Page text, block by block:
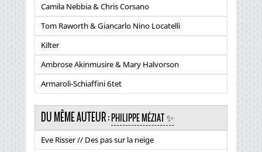
Camila Nebbia & Chris Corsano
Tom Raworth & Giancarlo Nino Locatelli
Kilter
Ambrose Akinmusire & Mary Halvorson
Armaroli-Schiaffini 6tet
DU MÊME AUTEUR :PHILIPPE MÉZIAT ✨
Eve Risser // Des pas sur la neige